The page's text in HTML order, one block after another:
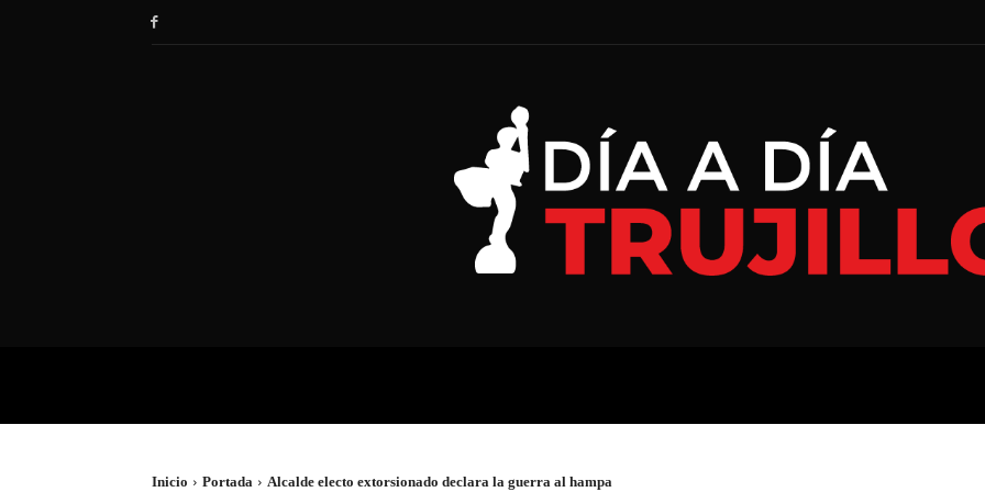
Inicio Portada Alcalde electo extorsionado declara la guerra al hampa